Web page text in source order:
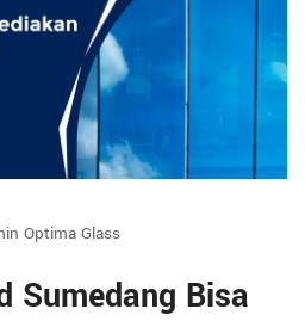
Optima Glass
Sumedang Bisa